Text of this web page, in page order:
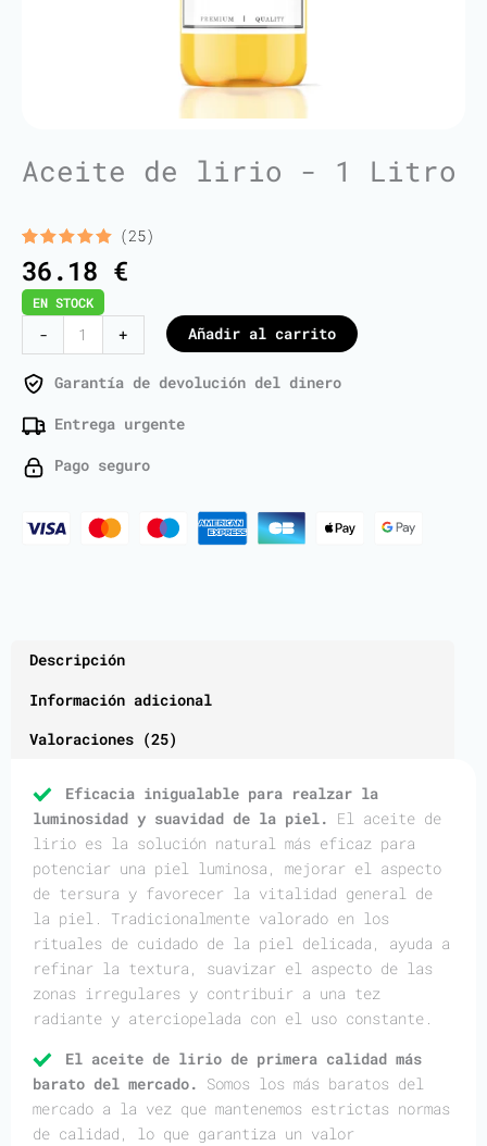
Aceite de lirio - 1 Litro
Valorado
con 5.00
de 5 en
base a
25
valoraciones
clientes
(25)
36.18 €
EN STOCK
-
Oil
-
Liter
+ Añadir al carrito
Garantía de devolución del dinero
Entrega urgente
Pago seguro
Descripción
Información adicional
Valoraciones (25)
Eficacia inigualable para realzar la
luminosidad y suavidad de la piel. El aceite de
lirio es la solución natural más eficaz para
potenciar una piel luminosa, mejorar el aspecto
de tersura y favorecer la vitalidad general de
la piel. Tradicionalmente valorado en los
rituales de cuidado de la piel delicada, ayuda a
refinar la textura, suavizar el aspecto de las
zonas irregulares y contribuir a una tez
radiante y aterciopelada con el uso constante.
El aceite de lirio de primera calidad más
barato del mercado. Somos los más baratos del
mercado a la vez que mantenemos estrictas normas
de calidad, lo que garantiza un valor